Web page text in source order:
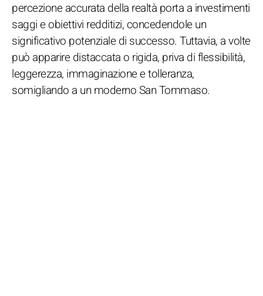
percezione accurata della realtà porta a investimenti
saggi e obiettivi redditizi, concedendole un
significativo potenziale di successo. Tuttavia, a volte
può apparire distaccata o rigida, priva di flessibilità,
leggerezza, immaginazione e tolleranza,
somigliando a un moderno San Tommaso.